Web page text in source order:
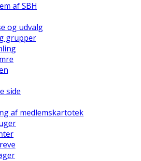
af SBH
og udvalg
grupper
side
af medlemskartotek